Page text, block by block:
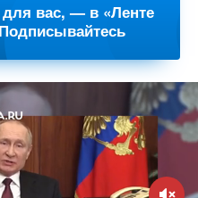
вас, — в «Ленте